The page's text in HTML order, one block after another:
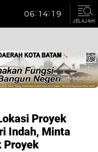
JELAJAHI
Proyek
Indah, Minta
Proyek